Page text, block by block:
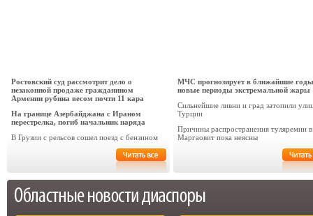
Ростовский суд рассмотрит дело о
незаконной продаже гражданином
Армении рубина весом почти 11 кара
На границе Азербайджана с Ираном
перестрелка, погиб начальник наряда
В Грузии с рельсов сошел поезд с бензином
МЧС прогнозирует в ближайшие годы
новые периоды экстремальной жары
Сильнейшие ливни и град затопили
Турции
Причины распространения туляремии в
Маргаовит пока неясны